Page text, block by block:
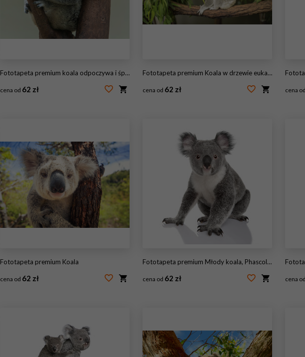
Fototapeta premium koala odpoczywa i śpi na swoim drzewie
cena od 62 zł
Fototapeta premium Koala w drzewie eukaliptusowym.
cena od 62 zł cena od
Fototapeta premium Koala
cena od 62 zł
Fototapeta premium Młody koala, Phascolarctos cinereus, 14 miesięcy, siedzący na białym tle
cena od 62 zł cena od